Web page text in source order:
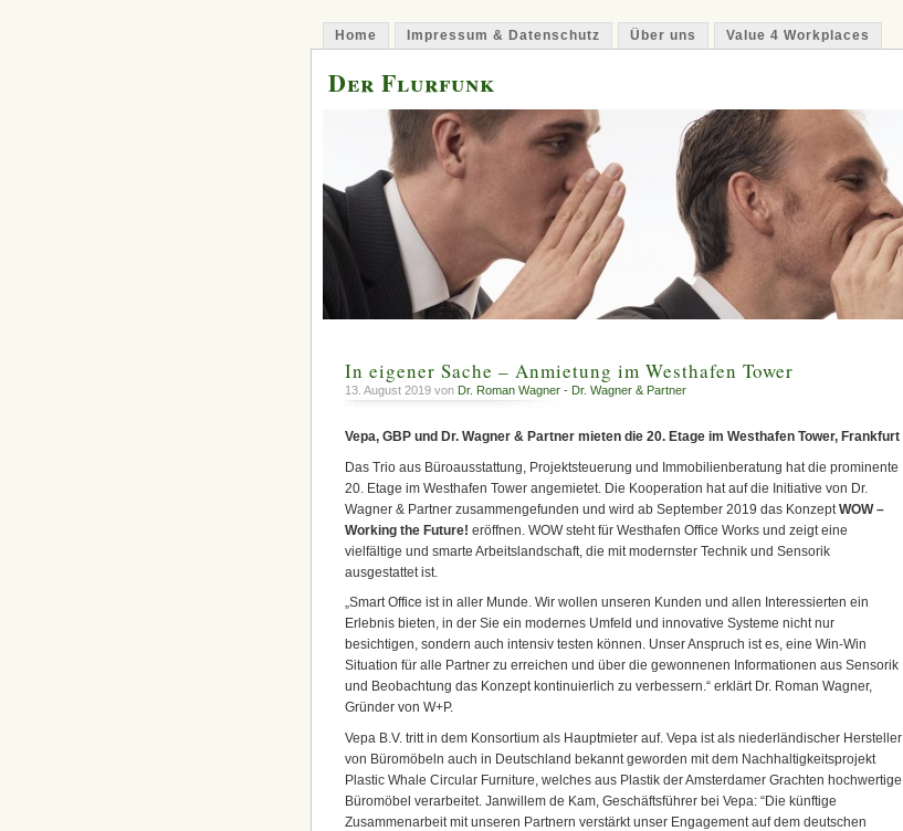
Home Impressum & Datenschutz Über uns Value 4 Workplaces
Der Flurfunk
In eigener Sache – Anmietung im Westhafen Tower
13. August 2019 von Dr. Roman Wagner - Dr. Wagner & Partner
Vepa, GBP und Dr. Wagner & Partner mieten die 20. Etage im Westhafen Tower, Frankfurt
Das Trio aus Büroausstattung, Projektsteuerung und Immobilienberatung hat die prominente
20. Etage im Westhafen Tower angemietet. Die Kooperation hat auf die Initiative von Dr.
Wagner & Partner zusammengefunden und wird ab September 2019 das Konzept WOW –
Working the Future! eröffnen. WOW steht für Westhafen Office Works und zeigt eine
vielfältige und smarte Arbeitslandschaft, die mit modernster Technik und Sensorik
ausgestattet ist.
„Smart Office ist in aller Munde. Wir wollen unseren Kunden und allen Interessierten ein
Erlebnis bieten, in der Sie ein modernes Umfeld und innovative Systeme nicht nur
besichtigen, sondern auch intensiv testen können. Unser Anspruch ist es, eine Win-Win
Situation für alle Partner zu erreichen und über die gewonnenen Informationen aus Sensorik
und Beobachtung das Konzept kontinuierlich zu verbessern.“ erklärt Dr. Roman Wagner,
Gründer von W+P.
Vepa B.V. tritt in dem Konsortium als Hauptmieter auf. Vepa ist als niederländischer Hersteller
von Büromöbeln auch in Deutschland bekannt geworden mit dem Nachhaltigkeitsprojekt
Plastic Whale Circular Furniture, welches aus Plastik der Amsterdamer Grachten hochwertige
Büromöbel verarbeitet. Janwillem de Kam, Geschäftsführer bei Vepa: “Die künftige
Zusammenarbeit mit unseren Partnern verstärkt unser Engagement auf dem deutschen